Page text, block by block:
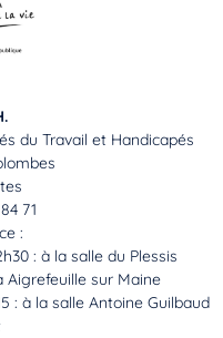
du Travail et Handicapés
71
:
: à la salle du Plessis
Aigrefeuille sur Maine
: à la salle Antoine Guilbaud